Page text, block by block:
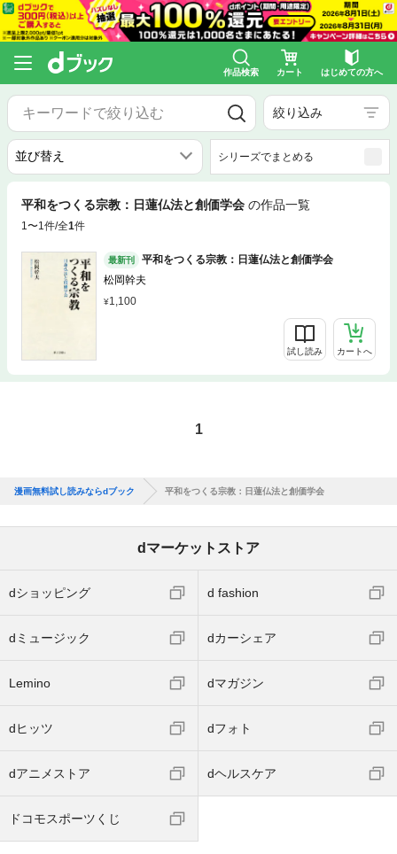
作品検索 カート はじめての方へ
絞り込み
シリーズでまとめる
平和をつくる宗教：日蓮仏法と創価学会 の作品一覧
1〜1件/全1件
最新刊
平和をつくる宗教：日蓮仏法と創価学会
松岡幹夫
1,100
試し読み カートへ
1
漫画無料試し読みならdブック 平和をつくる宗教：日蓮仏法と創価学会
dマーケットストア
dショッピング d fashion
dミュージック dカーシェア
Lemino dマガジン
dヒッツ dフォト
dアニメストア dヘルスケア
ドコモスポーツくじ